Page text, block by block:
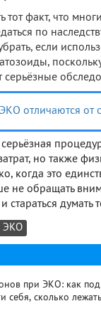
тот факт, что
по
если
отличаются от
но также
когда это
не обращать
стараться думать
ЭКО
при ЭКО: как
себя, сколько